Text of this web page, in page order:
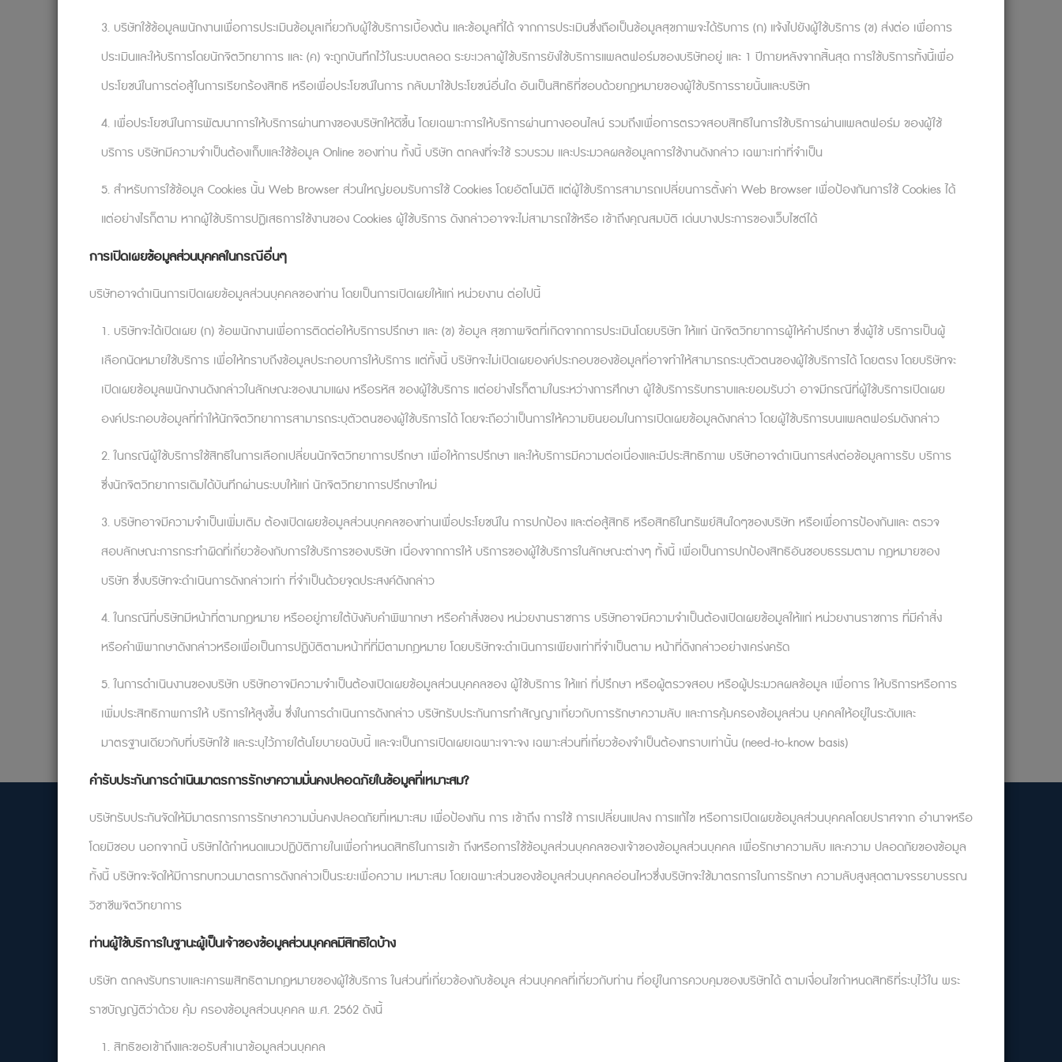
หากคุณพบว่าการตัดสินใจเป็นเรื่องยาก ลองใช้ขั้นตอนเหล่านี้เพื่อวินิจฉัยปัญหา:
A. (เหตุการณ์ที่นำไปสู่ปัญหา)ฉันได้รับข้อเสนองาน ตำแหน่งนี้มีทั้งข้อดีและข้อเสีย
B. (ความคิดที่ผิด):ฉันจะต้องตัดสินใจได้อย่างถูกต้อง
C. (ผลพวงด้านอารมณ์หรือพฤติกรรมที่ไม่น่าพึงพอใจ):ความลังเล การผัดวันประกันพรุ่ง ความกังวลใจ
A B และ C คือขั้นตอนการวินิจฉัยปัญหา ซึ่งจะตามมาด้วยการแก้ไขที่ D E และ F
D. (ตั้งคำถามกับความคิดที่ผิด):
อย่างไร?
E. (การคิดรูปแบบใหม่ที่มีประสิทธิภาพที่ตอบคำถาม): ไม่มีหลักฐานหรือตรรกะไหนที่บ่งชี้ว่าฉันจะต้องตัดสินใจได้อย่างถูกต้อง แม้มันจะเป็น
เรื่องที่ดีกว่า แต่ก็ไม่ได้แปลว่าเป็นเรื่องที่จำเป็นต้องทำเท่านั้น ฉันคงไม่ปรารถนาที่จะตัดสินใจผิดพลาด แต่ฉันสามารถทนต่อสิ่งที่ฉันไม่ชอบได้ ฉันก้าว
ข้ามการตัดสินใจแย่ ๆ ทั้งหลายในอดีตมาได้ แล้วก็จะก้าวข้ามมันไปในครั้งนี้เช่นกัน การกดดันตัวเองให้เลือกในสิ่งที่ถูกต้องไม่ได้ช่วยอะไร ซ้ำยังทำให้ฉัน
รู้สึกแย่ลง สถานการณ์เปลี่ยนไปตามกาลเวลาเสมอ การตัดสินใจที่ดีที่สุดในตอนนี้ก็อ่านเปลี่ยนไปได้เมื่องานดำเนินเช่นกัน ไม่มีทางที่เราจะกำหนดได้
ว่าการตัดสินใจที่ดีที่สุดคืออะไร และฉันกำลังปล่อยเวลาให้เสียไปกับการคิดวนเวียนเช่นนี้ และถึงแม้ว่าฉันจะตัดสินใจผิดพลาดเสมอ (ซึ่งแทบจะเป็นไปไม่ได้)
มันก็ไม่ใช่จุดจบของจักรวาลสักหน่อย อย่างแย่ที่สุดมันก็เป็นเพียงการเสียเปรียบ ความลังเลใจของฉันไม่ได้เกิดขึ้นจากความเป็นไปได้ของการตัดสินใจที่
พลาดพลั้งหรอก แต่เกิดจากความคิดไร้เหตุผลที่ว่าฉัน “จะต้อง” บรรลุเรื่องนั้น ๆ ต่างหาก
F. (อารมณ์หรือพฤติกรรมใหม่ ๆ ):ถ้าฉันยังคงลังเลใจ โยนหัวก้อยแล้วทำตามนั้นไป
HR องค์กรใด อยากบอกรักพนักงานแบบเกร๋ๆ เท่ๆ แนว HR ยุคใหม่
ที่ดูเเลแบบนั่งอยู่ในใจพนักงาน ลองติดต่อ Solution ปรึกษานักจิตวิทยา
จาก Relationflip : Innovative Mental Healthcare Web Application ที่พร้อมช่วยพนักงานของคุณดีลกับปัญหาและเป็นที่ปรึกษาในทุกๆ เรื่องนะคะ
Tel: 099-0026888#InnovativeMentalHealthcare #MentalHealthcareService #Relationflip
Reference: https://www.psychologytoday.com/intl/blog/the-three-minute-therapist/202308/the-psychology-of-decision-making
35/191 ม.2 ตำบลคลองสาม อำเภอคลองหลวง ปทุมธานี
support@relationflip.com
หน้าแรก
เกี่ยวกับเรา
คำถามที่พบบ่อย
บทความน่ารู้
ติดต่อเรา
เงื่อนไขบริการ
จองเวลานัดหมาย : ผ่านระบบ Booking ตลอด 24 ชม.
ติดต่อ Call center:
099-0026888
เราให้บริการปรึกษาเฉพาะกรณีไม่ฉุกเฉินเท่านั้น ในกรณีฉุกเฉินหรือมีความคิดทำร้ายตนเอง โปรดติดต่อ 1323 หรือ 1669 ตลอด 24 ชม.
3. บริษัทใช้ข้อมูลพนักงานเพื่อการประเมินข้อมูลเกี่ยวกับผู้ใช้บริการเบื้องต้น และข้อมูลที่ได้ จากการประเมินซึ่งถือเป็นข้อมูลสุขภาพจะได้รับการ (ก) แจ้งไปยังผู้ใช้บริการ (ข) ส่งต่อ เพื่อการ
ประเมินและให้บริการโดยนักจิตวิทยาการ และ (ค) จะถูกบันทึกไว้ในระบบตลอด ระยะเวลาผู้ใช้บริการยังใช้บริการแพลตฟอร์มของบริษัทอยู่ และ 1 ปีภายหลังจากสิ้นสุด การใช้บริการทั้งนี้เพื่อ
ประโยชน์ในการต่อสู้ในการเรียกร้องสิทธิ หรือเพื่อประโยชน์ในการ กลับมาใช้ประโยชน์อื่นใด อันเป็นสิทธิที่ชอบด้วยกฎหมายของผู้ใช้บริการรายนั้นและบริษัท
4. เพื่อประโยชน์ในการพัฒนาการให้บริการผ่านทางของบริษัทให้ดีขึ้น โดยเฉพาะการให้บริการผ่านทางออนไลน์ รวมถึงเพื่อการตรวจสอบสิทธิในการใช้บริการผ่านแพลตฟอร์ม ของผู้ใช้
บริการ บริษัทมีความจำเป็นต้องเก็บและใช้ข้อมูล Online ของท่าน ทั้งนี้ บริษัท ตกลงที่จะใช้ รวบรวม และประมวลผลข้อมูลการใช้งานดังกล่าว เฉพาะเท่าที่จำเป็น
5. สำหรับการใช้ข้อมูล Cookies นั้น Web Browser ส่วนใหญ่ยอมรับการใช้ Cookies โดยอัตโนมัติ แต่ผู้ใช้บริการสามารถเปลี่ยนการตั้งค่า Web Browser เพื่อป้องกันการใช้ Cookies ได้
แต่อย่างไรก็ตาม หากผู้ใช้บริการปฏิเสธการใช้งานของ Cookies ผู้ใช้บริการ ดังกล่าวอาจจะไม่สามารถใช้หรือ เข้าถึงคุณสมบัติ เด่นบางประการของเว็บไซต์ได้
การเปิดเผยข้อมูลส่วนบุคคลในกรณีอื่นๆ
บริษัทอาจดำเนินการเปิดเผยข้อมูลส่วนบุคคลของท่าน โดยเป็นการเปิดเผยให้แก่ หน่วยงาน ต่อไปนี้
1. บริษัทจะได้เปิดเผย (ก) ข้อพนักงานเพื่อการติดต่อให้บริการปรึกษา และ (ข) ข้อมูล สุขภาพจิตที่เกิดจากการประเมินโดยบริษัท ให้แก่ นักจิตวิทยาการผู้ให้คำปรึกษา ซึ่งผู้ใช้ บริการเป็นผู้
เลือกนัดหมายใช้บริการ เพื่อให้ทราบถึงข้อมูลประกอบการให้บริการ แต่ทั้งนี้ บริษัทจะไม่เปิดเผยองค์ประกอบของข้อมูลที่อาจทำให้สามารถระบุตัวตนของผู้ใช้บริการได้ โดยตรง โดยบริษัทจะ
เปิดเผยข้อมูลพนักงานดังกล่าวในลักษณะของนามแผง หรือรหัส ของผู้ใช้บริการ แต่อย่างไรก็ตามในระหว่างการศึกษา ผู้ใช้บริการรับทราบและยอมรับว่า อาจมีกรณีที่ผู้ใช้บริการเปิดเผย
องค์ประกอบข้อมูลที่ทำให้นักจิตวิทยาการสามารถระบุตัวตนของผู้ใช้บริการได้ โดยจะถือว่าเป็นการให้ความยินยอมในการเปิดเผยข้อมูลดังกล่าว โดยผู้ใช้บริการบนแพลตฟอร์มดังกล่าว
2. ในกรณีผู้ใช้บริการใช้สิทธิในการเลือกเปลี่ยนนักจิตวิทยาการปรึกษา เพื่อให้การปรึกษา และให้บริการมีความต่อเนื่องและมีประสิทธิภาพ บริษัทอาจดำเนินการส่งต่อข้อมูลการรับ บริการ
ซึ่งนักจิตวิทยาการเดิมได้บันทึกผ่านระบบให้แก่ นักจิตวิทยาการปรึกษาใหม่
3. บริษัทอาจมีความจำเป็นเพิ่มเติม ต้องเปิดเผยข้อมูลส่วนบุคคลของท่านเพื่อประโยชน์ใน การปกป้อง และต่อสู้สิทธิ หรือสิทธิในทรัพย์สินใดๆของบริษัท หรือเพื่อการป้องกันและ ตรวจ
สอบลักษณะการกระทำผิดที่เกี่ยวข้องกับการใช้บริการของบริษัท เนื่องจากการให้ บริการของผู้ใช้บริการในลักษณะต่างๆ ทั้งนี้ เพื่อเป็นการปกป้องสิทธิอันชอบธรรมตาม กฎหมายของ
บริษัท ซึ่งบริษัทจะดำเนินการดังกล่าวเท่า ที่จำเป็นด้วยจุดประสงค์ดังกล่าว
4. ในกรณีที่บริษัทมีหน้าที่ตามกฎหมาย หรืออยู่ภายใต้บังคับคำพิพากษา หรือคำสั่งของ หน่วยงานราชการ บริษัทอาจมีความจำเป็นต้องเปิดเผยข้อมูลให้แก่ หน่วยงานราชการ ที่มีคำสั่ง
หรือคำพิพากษาดังกล่าวหรือเพื่อเป็นการปฏิบัติตามหน้าที่ที่มีตามกฎหมาย โดยบริษัทจะดำเนินการเพียงเท่าที่จำเป็นตาม หน้าที่ดังกล่าวอย่างเคร่งครัด
5. ในการดำเนินงานของบริษัท บริษัทอาจมีความจำเป็นต้องเปิดเผยข้อมูลส่วนบุคคลของ ผู้ใช้บริการ ให้แก่ ที่ปรึกษา หรือผู้ตรวจสอบ หรือผู้ประมวลผลข้อมูล เพื่อการ ให้บริการหรือการ
เพิ่มประสิทธิภาพการให้ บริการให้สูงขึ้น ซึ่งในการดำเนินการดังกล่าว บริษัทรับประกันการทำสัญญาเกี่ยวกับการรักษาความลับ และการคุ้มครองข้อมูลส่วน บุคคลให้อยู่ในระดับและ
มาตรฐานเดียวกับที่บริษัทใช้ และระบุไว้ภายใต้นโยบายฉบับนี้ และจะเป็นการเปิดเผยเฉพาะเจาะจง เฉพาะส่วนที่เกี่ยวข้องจำเป็นต้องทราบเท่านั้น (need-to-know basis)
คำรับประกันการดำเนินมาตรการรักษาความมั่นคงปลอดภัยในข้อมูลที่เหมาะสม?
บริษัทรับประกันจัดให้มีมาตรการการรักษาความมั่นคงปลอดภัยที่เหมาะสม เพื่อป้องกัน การ เข้าถึง การใช้ การเปลี่ยนแปลง การแก้ไข หรือการเปิดเผยข้อมูลส่วนบุคคลโดยปราศจาก อำนาจหรือ
โดยมิชอบ นอกจากนี้ บริษัทได้กำหนดแนวปฏิบัติภายในเพื่อกำหนดสิทธิในการเข้า ถึงหรือการใช้ข้อมูลส่วนบุคคลของเจ้าของข้อมูลส่วนบุคคล เพื่อรักษาความลับ และความ ปลอดภัยของข้อมูล
ทั้งนี้ บริษัทจะจัดให้มีการทบทวนมาตรการดังกล่าวเป็นระยะเพื่อความ เหมาะสม โดยเฉพาะส่วนของข้อมูลส่วนบุคคลอ่อนไหวซึ่งบริษัทจะใช้มาตรการในการรักษา ความลับสูงสุดตามจรรยาบรรณ
วิชาชีพจิตวิทยาการ
ท่านผู้ใช้บริการในฐานะผู้เป็นเจ้าของข้อมูลส่วนบุคคลมีสิทธิใดบ้าง
บริษัท ตกลงรับทราบและเคารพสิทธิตามกฎหมายของผู้ใช้บริการ ในส่วนที่เกี่ยวข้องกับข้อมูล ส่วนบุคคลที่เกี่ยวกับท่าน ที่อยู่ในการควบคุมของบริษัทได้ ตามเงื่อนไขกำหนดสิทธิที่ระบุไว้ใน พระ
ราชบัญญัติว่าด้วย คุ้ม ครองข้อมูลส่วนบุคคล พ.ศ. 2562 ดังนี้
1. สิทธิขอเข้าถึงและขอรับสำเนาข้อมูลส่วนบุคคล